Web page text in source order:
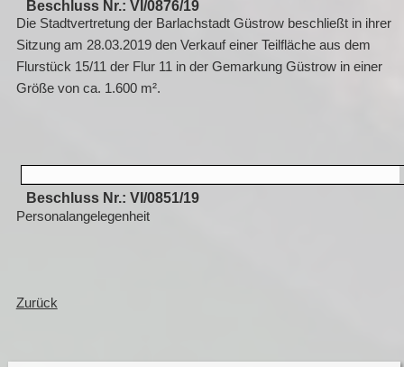
Beschluss Nr.: VI/0876/19
Die Stadtvertretung der Barlachstadt Güstrow beschließt in ihrer
Sitzung am 28.03.2019 den Verkauf einer Teilfläche aus dem
Flurstück 15/11 der Flur 11 in der Gemarkung Güstrow in einer
Größe von ca. 1.600 m².
Beschluss Nr.: VI/0851/19
Personalangelegenheit
Zurück